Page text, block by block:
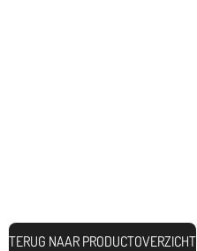
TERUG NAAR PRODUCTOVERZICHT